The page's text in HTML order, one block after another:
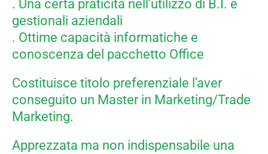
. Una certa praticità nell’utilizzo di B.I. e
gestionali aziendali
. Ottime capacità informatiche e
conoscenza del pacchetto Office
Costituisce titolo preferenziale l’aver
conseguito un Master in Marketing/Trade
Marketing.
Apprezzata ma non indispensabile una